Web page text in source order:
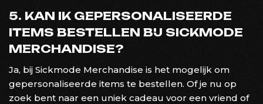
5. KAN IK GEPERSONALISEERDE
ITEMS BESTELLEN BIJ SICKMODE
MERCHANDISE?
Ja, bij Sickmode Merchandise is het mogelijk om
gepersonaliseerde items te bestellen. Of je nu op
zoek bent naar een uniek cadeau voor een vriend of